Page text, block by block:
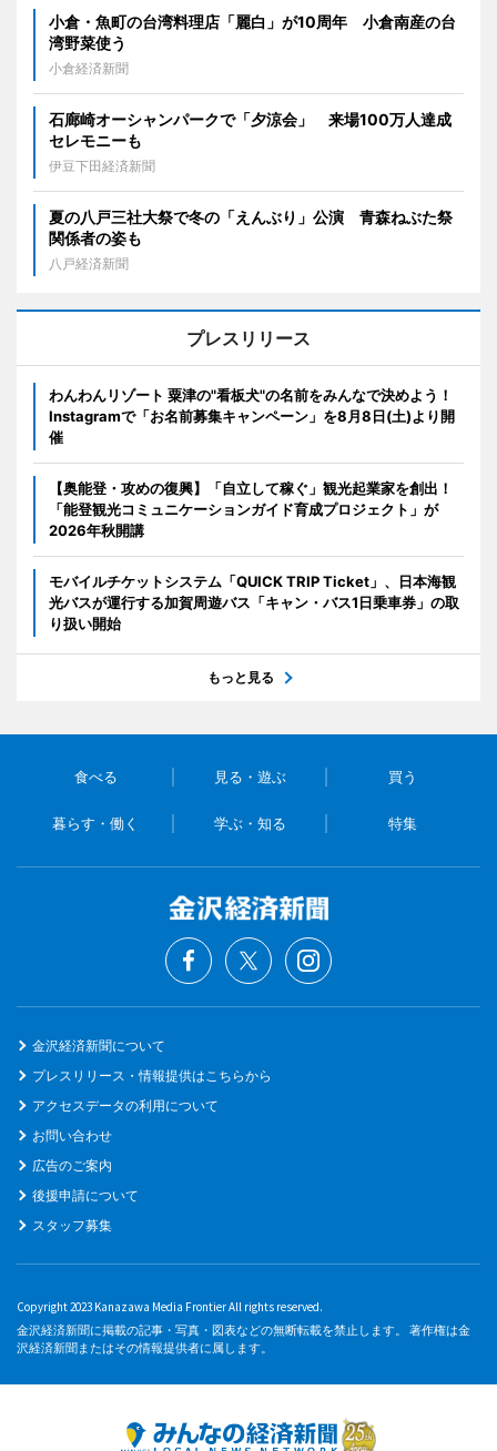
小倉・魚町の台湾料理店「麗白」が10周年 小倉南産の台
湾野菜使う
小倉経済新聞
石廊崎オーシャンパークで「夕涼会」 来場100万人達成
セレモニーも
伊豆下田経済新聞
夏の八戸三社大祭で冬の「えんぶり」公演 青森ねぶた祭
関係者の姿も
八戸経済新聞
プレスリリース
わんわんリゾート 粟津の"看板犬"の名前をみんなで決めよう！
Instagramで「お名前募集キャンペーン」を8月8日(土)より開
催
【奥能登・攻めの復興】「自立して稼ぐ」観光起業家を創出！
「能登観光コミュニケーションガイド育成プロジェクト」が
2026年秋開講
モバイルチケットシステム「QUICK TRIP Ticket」、日本海観
光バスが運行する加賀周遊バス「キャン・バス1日乗車券」の取
り扱い開始
もっと見る
食べる 見る・遊ぶ 買う
暮らす・働く 学ぶ・知る 特集
金沢経済新聞について
プレスリリース・情報提供はこちらから
アクセスデータの利用について
お問い合わせ
広告のご案内
後援申請について
スタッフ募集
Copyright 2023 Kanazawa Media Frontier All rights reserved.
金沢経済新聞に掲載の記事・写真・図表などの無断転載を禁止します。 著作権は金
沢経済新聞またはその情報提供者に属します。